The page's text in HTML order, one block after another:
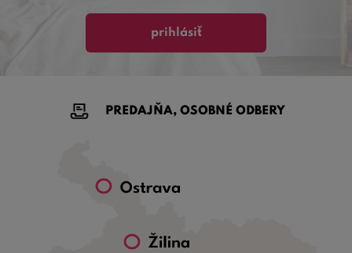
prihlásiť
PREDAJŇA, OSOBNÉ ODBERY